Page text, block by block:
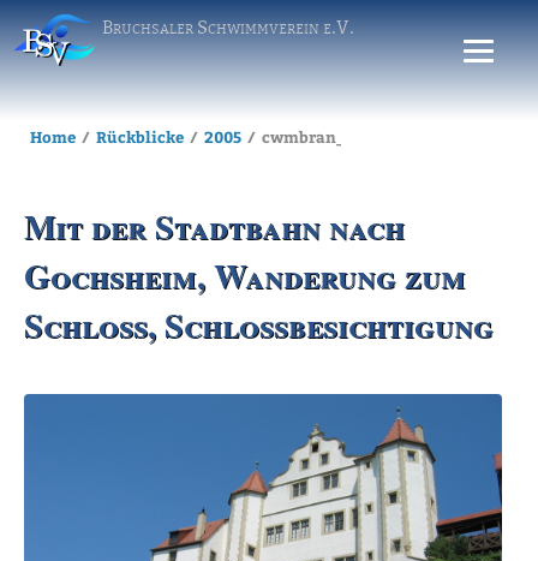
Bruchsaler Schwimmverein e.V.
Home Rückblicke 2005
Mit der Stadtbahn nach
Gochsheim, Wanderung zum
Schloss, Schlossbesichtigung